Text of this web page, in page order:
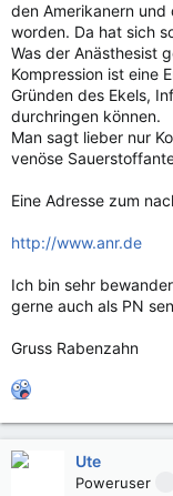
den Amerikanern
worden. Da hat sich
Was der Anästhesist
Kompression ist eine
Gründen des Ekels,
durchringen können.
Man sagt lieber nur
venöse
Eine Adresse zum
http://www.anr.de
Ich bin sehr
gerne auch als PN
Gruss Rabenzahn
Ute
Poweruser